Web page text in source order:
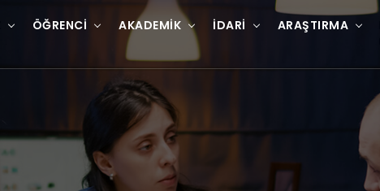
ÖĞRENCI AKADEMIK İDARI ARAŞTIRMA